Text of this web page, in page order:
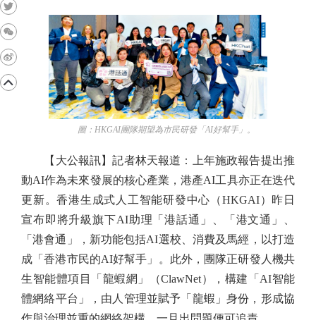
圖：HKGAI團隊期望為市民研發「AI好幫手」。
【大公報訊】記者林天報道：上年施政報告提出推
動AI作為未來發展的核心產業，港產AI工具亦正在迭代
更新。香港生成式人工智能研發中心（HKGAI）昨日
宣布即將升級旗下AI助理「港話通」、「港文通」、
「港會通」，新功能包括AI選校、消費及馬經，以打造
成「香港市民的AI好幫手」。此外，團隊正研發人機共
生智能體項目「龍蝦網」（ClawNet），構建「AI智能
體網絡平台」，由人管理並賦予「龍蝦」身份，形成協